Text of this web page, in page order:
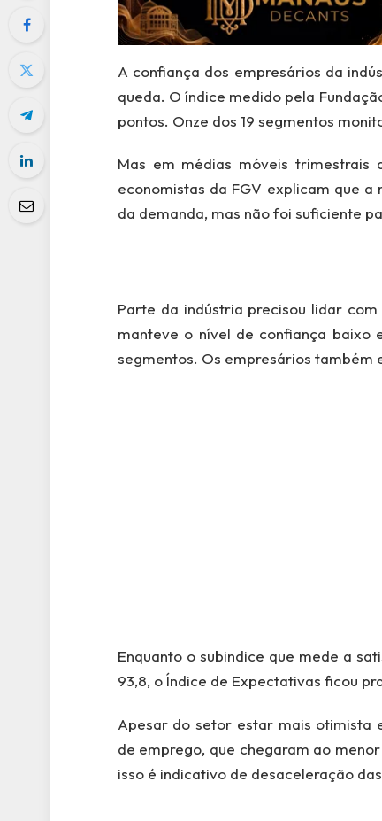
A confiança dos empresários da
queda. O índice medido pela
pontos. Onze dos 19 segmentos
Mas em médias móveis trimestrais
economistas da FGV explicam que
da demanda, mas não foi suficiente
Parte da indústria precisou lidar
manteve o nível de confiança
segmentos. Os empresários também
Enquanto o subindice que mede a
93,8, o Índice de Expectativas ficou
Apesar do setor estar mais otimista
de emprego, que chegaram ao
isso é indicativo de desaceleração